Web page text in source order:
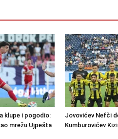
klupe i pogodio:
mrežu Ujpešta
Jovovićev Nefči
Kumburovićev